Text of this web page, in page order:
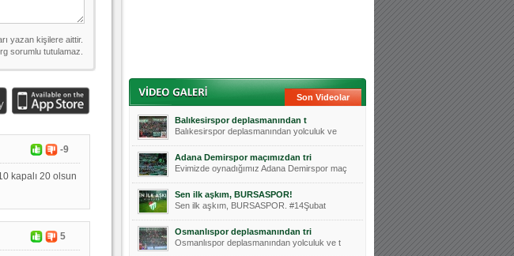
-9
kapalı 20 olsun
5
Son Videolar
Balıkesirspor deplasmanından t
Balıkesirspor deplasmanından yolculuk ve
Adana Demirspor maçımızdan tri
Evimizde oynadığımız Adana Demirspor maç
Sen ilk aşkım, BURSASPOR!
Sen ilk aşkım, BURSASPOR. #14Şubat
Osmanlıspor deplasmanından tri
Osmanlıspor deplasmanından yolculuk ve t